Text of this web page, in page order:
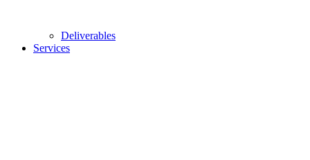
Deliverables
Services